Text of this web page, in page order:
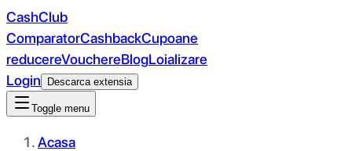
CashClub
ComparatorCashbackCupoane
reducereVouchereBlogLoializare
Login
Descarca extensia
Toggle menu
Acasa